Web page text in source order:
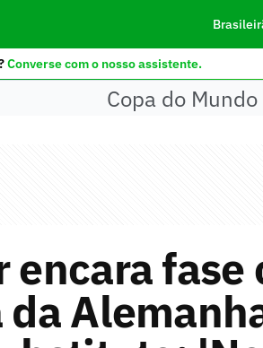
Converse com o nosso assistente.
Copa do Mundo
encara fase
da